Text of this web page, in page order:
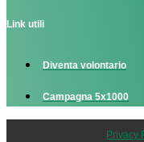
Link utili
Diventa volontario
Campagna 5x1000
Privacy